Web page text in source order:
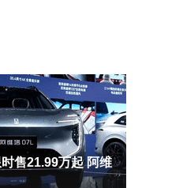
售21.99万起 阿维